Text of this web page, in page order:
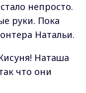
непросто.
руки. Пока
Натальи.
Наташа
что они